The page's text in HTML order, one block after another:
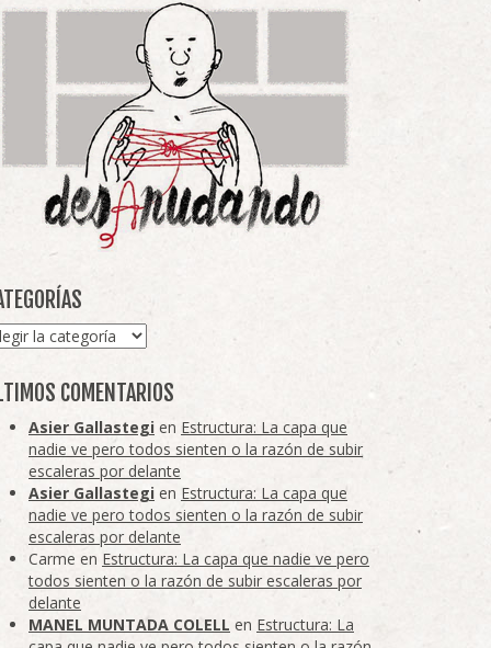
COMENTARIOS
Asier Gallastegi en Estructura: La capa que
nadie ve pero todos sienten o la razón de subir
escaleras por delante
Asier Gallastegi en Estructura: La capa que
nadie ve pero todos sienten o la razón de subir
escaleras por delante
Carme en Estructura: La capa que nadie ve pero
todos sienten o la razón de subir escaleras por
delante
MANEL MUNTADA COLELL en Estructura: La